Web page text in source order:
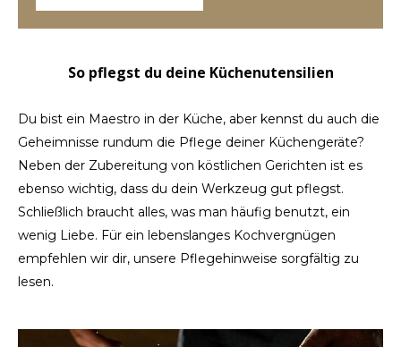
So pflegst du deine Küchenutensilien
Du bist ein Maestro in der Küche, aber kennst du auch die
Geheimnisse rundum die Pflege deiner Küchengeräte?
Neben der Zubereitung von köstlichen Gerichten ist es
ebenso wichtig, dass du dein Werkzeug gut pflegst.
Schließlich braucht alles, was man häufig benutzt, ein
wenig Liebe. Für ein lebenslanges Kochvergnügen
empfehlen wir dir, unsere Pflegehinweise sorgfältig zu
lesen.